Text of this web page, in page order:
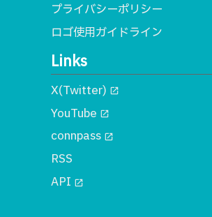
プライバシーポリシー
ロゴ使用ガイドライン
Links
X(Twitter) open_in_new
YouTube open_in_new
connpass open_in_new
RSS
API open_in_new